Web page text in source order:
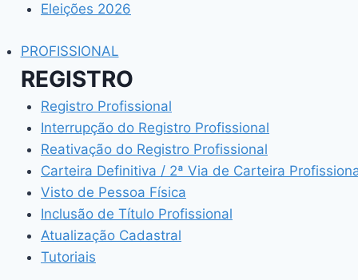
Eleições 2026
PROFISSIONAL
REGISTRO
Registro Profissional
Interrupção do Registro Profissional
Reativação do Registro Profissional
Carteira Definitiva / 2ª Via de Carteira
Visto de Pessoa Física
Inclusão de Título Profissional
Atualização Cadastral
Tutoriais